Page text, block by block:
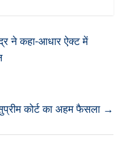
ने कहा-आधार ऐक्ट में
कोर्ट का अहम फैसला →